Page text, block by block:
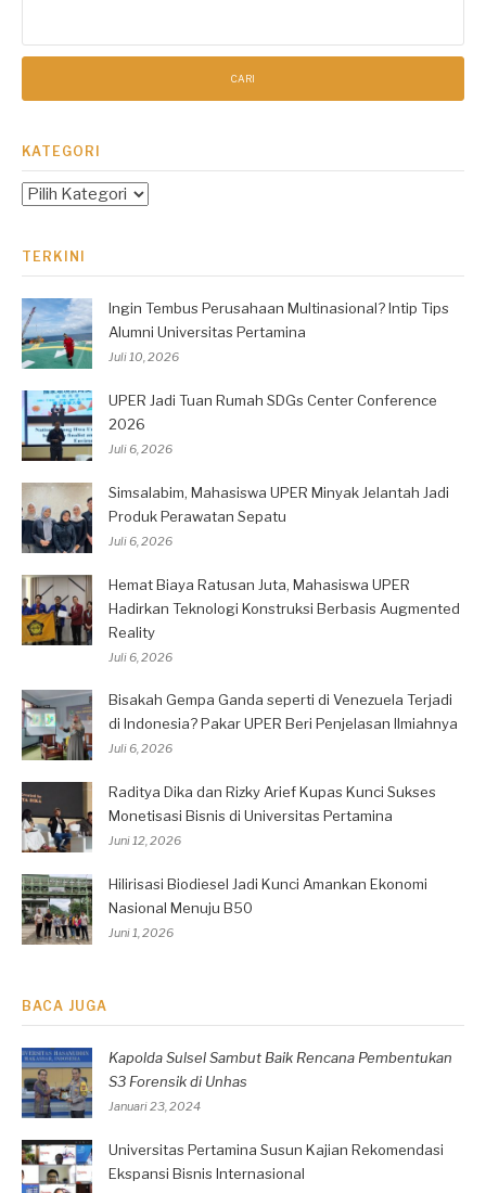
KATEGORI
Kategori
TERKINI
Ingin Tembus Perusahaan Multinasional? Intip Tips
Alumni Universitas Pertamina
Juli 10, 2026
UPER Jadi Tuan Rumah SDGs Center Conference
2026
Juli 6, 2026
Simsalabim, Mahasiswa UPER Minyak Jelantah Jadi
Produk Perawatan Sepatu
Juli 6, 2026
Hemat Biaya Ratusan Juta, Mahasiswa UPER
Hadirkan Teknologi Konstruksi Berbasis Augmented
Reality
Juli 6, 2026
Bisakah Gempa Ganda seperti di Venezuela Terjadi
di Indonesia? Pakar UPER Beri Penjelasan Ilmiahnya
Juli 6, 2026
Raditya Dika dan Rizky Arief Kupas Kunci Sukses
Monetisasi Bisnis di Universitas Pertamina
Juni 12, 2026
Hilirisasi Biodiesel Jadi Kunci Amankan Ekonomi
Nasional Menuju B50
Juni 1, 2026
BACA JUGA
Kapolda Sulsel Sambut Baik Rencana Pembentukan
S3 Forensik di Unhas
Januari 23, 2024
Universitas Pertamina Susun Kajian Rekomendasi
Ekspansi Bisnis Internasional